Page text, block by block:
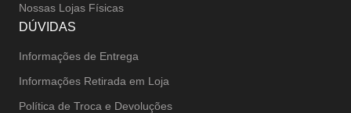
Nossas Lojas Físicas
DÚVIDAS
Informações de Entrega
Informações Retirada em Loja
Política de Troca e Devoluções